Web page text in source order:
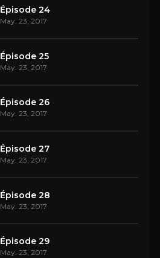
Épisode 24
May. 23, 2017
Épisode 25
May. 23, 2017
Épisode 26
May. 23, 2017
Épisode 27
May. 23, 2017
Épisode 28
May. 23, 2017
Épisode 29
May. 23, 2017